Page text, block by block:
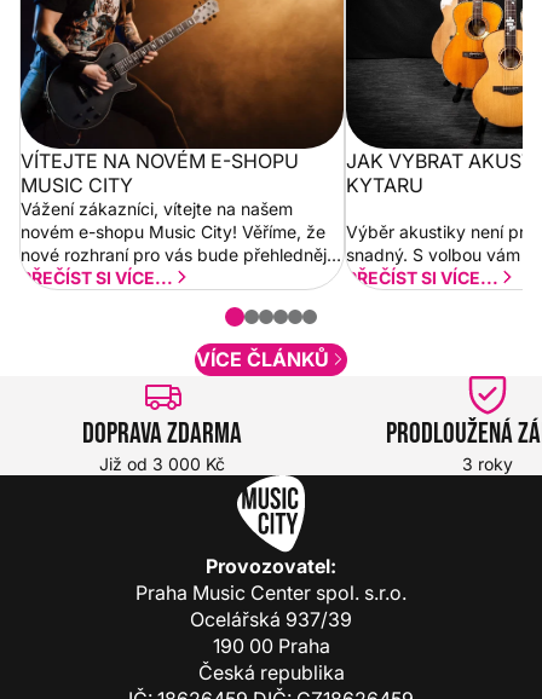
VÍTEJTE NA NOVÉM E-SHOPU
MUSIC CITY
Vážení zákazníci, vítejte na našem
novém e-shopu Music City! Věříme, že
nové rozhraní pro vás bude přehlednější
a rychlejší. Postupně budeme přidávat
PŘEČÍST SI VÍCE...
JAK VYBRAT
KYTARU
Výběr akustiky není pro
snadný. S volbou vám
PŘEČÍST SI VÍCE...
VÍCE ČLÁNKŮ
Doprava zdarma
Již od 3 000 Kč
Prodloužená
3 roky
Provozovatel:
Praha Music Center spol. s.r.o.
Ocelářská 937/39
190 00 Praha
Česká republika